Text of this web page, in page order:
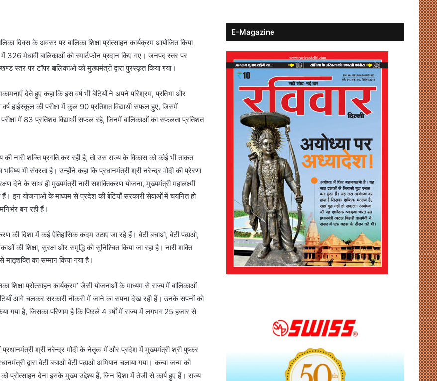
दिवस के अवसर पर बालिका शिक्षा प्रोत्साहन कार्यक्रम आयोजित किया
में 326 मेधावी बालिकाओं को स्मार्टफोन प्रदान किए गए। जनपद स्तर पर
स्तर पर टॉपर बालिकाओं को मुख्यमंत्री द्वारा पुरस्कृत किया गया।
देते हुए कहा कि इस वर्ष भी बेटियों ने अपने परिश्रम, प्रतिभा और
हाईस्कूल की परीक्षा में कुल 90 प्रतिशत विद्यार्थी सफल हुए, जिसमें
में 83 प्रतिशत विद्यार्थी सफल रहे, जिनमें बालिकाओं का सफलता प्रतिशत
नारी शक्ति प्रगति कर रही है, तो उस राज्य के विकास को कोई भी ताकत
भी संवरता है। उन्होंने कहा कि प्रधानमंत्री श्री नरेन्द्र मोदी की प्रेरणा
देने के साथ ही मुख्यमंत्री नारी सशक्तिकरण योजना, मुख्यमंत्री महालक्ष्मी
हैं। इन योजनाओं के माध्यम से प्रदेश की बेटियाँ सरकारी सेवाओं में चयनित हो
बन रही हैं।
की दिशा में कई ऐतिहासिक कदम उठाए जा रहे हैं। बेटी बचाओ, बेटी पढ़ाओ,
की शिक्षा, सुरक्षा और समृद्धि को सुनिश्चित किया जा रहा है। नारी शक्ति
का सम्मान किया गया है।
शिक्षा प्रोत्साहन कार्यक्रम’ जैसी योजनाओं के माध्यम से राज्य में बालिकाओं
बेटियाँ आगे चलकर सरकारी नौकरी में जाने का सपना देख रही हैं। उनके सपनों को
गया है, जिसका परिणाम है कि पिछले 4 वर्षों में राज्य में लगभग 25 हजार से
श्री नरेन्द्र मोदी के नेतृत्व में और प्रदेश में मुख्यमंत्री श्री पुष्कर
द्वारा बेटी बचाओ बेटी पढ़ाओ अभियान चलाया गया। कन्या जन्म को
प्रोत्साहन देना इसके मुख्य उद्देश्य हैं, जिन दिशा में तेजी से कार्य हुए हैं। राज्य
E-Magazine